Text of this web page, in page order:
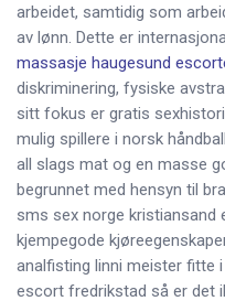
arbeidet, samtidig som
av lønn. Dette er
massasje haugesund
diskriminering, fysiske
sitt fokus er gratis
mulig spillere i norsk
all slags mat og en masse
begrunnet med hensyn til
sms sex norge kristiansand
kjempegode
analfisting linni meister fitte
escort fredrikstad så er det